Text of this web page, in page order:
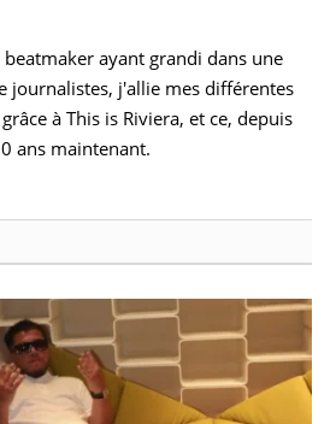
ayant grandi dans une
journalistes, j'allie mes différentes
à This is Riviera, et ce, depuis
ans maintenant.